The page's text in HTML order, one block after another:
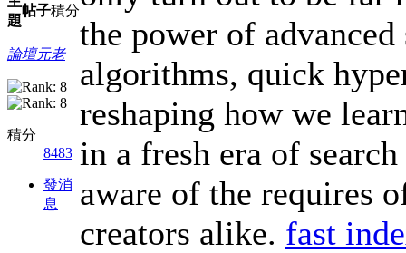
題
帖子積分
論壇元老
積分
8483
發消
息
the power of
algorithms, quick
reshaping how we
in a fresh era of
aware of the requires
creators alike. fast